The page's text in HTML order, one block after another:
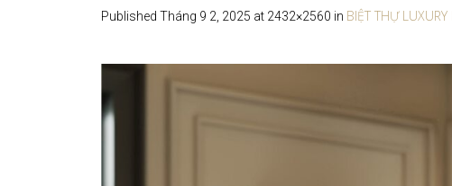
Published Tháng 9 2, 2025 at 2432×2560 in BIỆT THỰ